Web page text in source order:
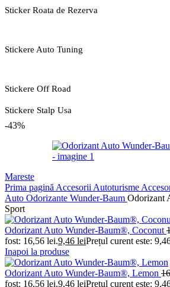
Sticker Roata de Rezerva
Stickere Auto Tuning
Stickere Off Road
Stickere Stalp Usa
-43%
Mareste
Prima pagină Accesorii Autoturisme
Auto Odorizante Wunder-Baum Odorizant
Sport
Odorizant Auto Wunder-Baum®, Coconut
fost: 16,56 lei.9,46 leiPrețul curent este:
Inapoi la produse
Odorizant Auto Wunder-Baum®, Lemon
fost: 16,56 lei.9,46 leiPrețul curent este: